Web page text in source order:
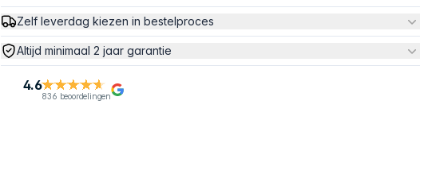
Zelf leverdag kiezen in bestelproces
Altijd minimaal 2 jaar garantie
4.6
836 beoordelingen